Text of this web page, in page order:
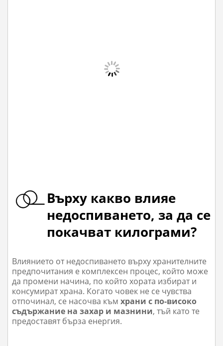
Върху какво влияе
недоспиването, за да се
покачват килограми?
Влиянието от недоспиването върху хранителните
предпочитания е комплексен процес, който може
да промени начина, по който хората избират и
консумират храна. Когато човек не се чувства
отпочинал, се насочва къмхрани с по-високо
съдържание на захар и мазнини, тъй като те
предоставят бърза енергия.